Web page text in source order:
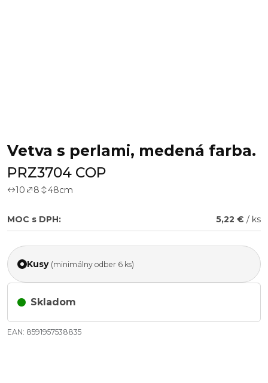
Vetva s perlami, medená farba.
PRZ3704 COP
10 8 48cm
MOC s DPH: 5,22 € / ks
Kusy (minimálny odber 6 ks)
Skladom
EAN: 8591957538835